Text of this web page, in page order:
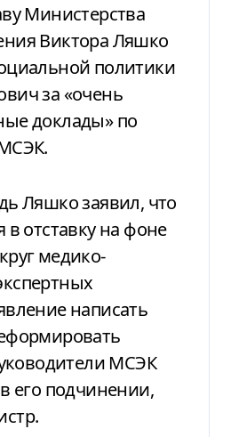
Министерства
Виктора Ляшко
политики
за «очень
доклады» по
Ляшко заявил, что
в отставку на фоне
медико-
написать
МСЭК
его подчинении,